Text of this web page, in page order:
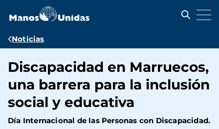
contenido
Ruta
navegación
Noticias
Discapacidad en Marruecos,
una barrera para la inclusión
social y educativa
Día Internacional de las Personas con Discapacidad.